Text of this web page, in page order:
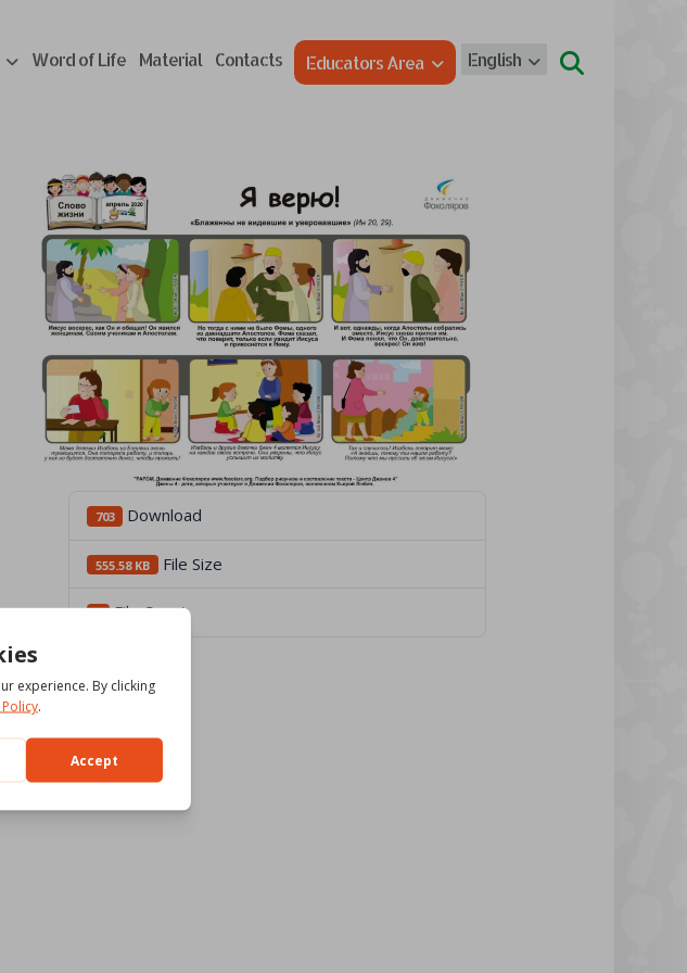
Word of Life Material Contacts Educators Area English
703 Download
555.58 KB File Size
3 File Count